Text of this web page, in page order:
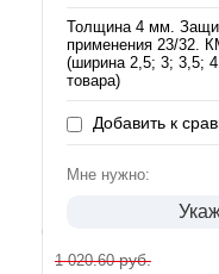
Толщина 4 мм.
применения 23/32.
(ширина 2,5; 3; 3,5;
товара)
Добавить к
Мне нужно:
1 020.60руб.